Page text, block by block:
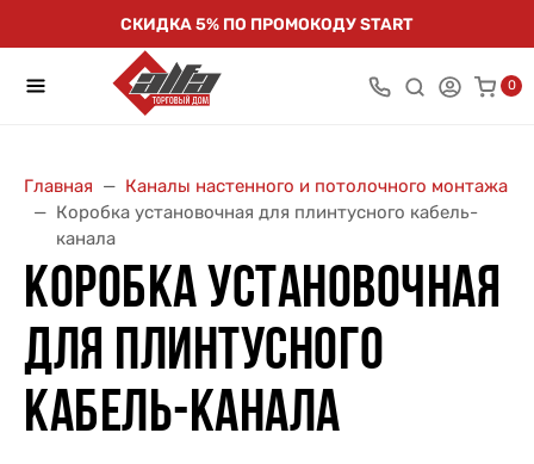
СКИДКА 5% ПО ПРОМОКОДУ START
0
Главная
Каналы настенного и потолочного монтажа
Коробка установочная для плинтусного кабель-
канала
КОРОБКА УСТАНОВОЧНАЯ
ДЛЯ ПЛИНТУСНОГО
КАБЕЛЬ-КАНАЛА